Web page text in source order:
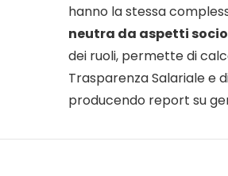
hanno la stessa
neutra da aspetti
dei ruoli, permette di
Trasparenza Salariale e
producendo report su